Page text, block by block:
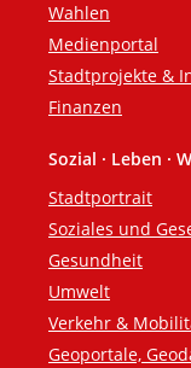
Wahlen
Medienportal
Stadtprojekte &
Finanzen
Sozial · Leben ·
Stadtportrait
Soziales und
Gesundheit
Umwelt
Verkehr &
Geoportale,